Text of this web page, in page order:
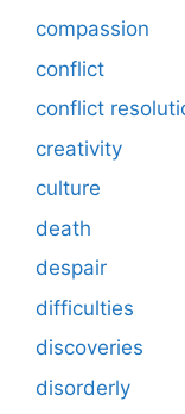
compassion
conflict
conflict
creativity
culture
death
despair
difficulties
discoveries
disorderly